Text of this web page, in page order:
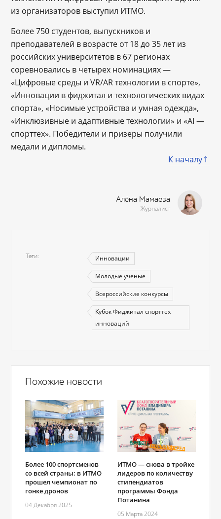
из организаторов выступил ИТМО.
Более 750 студентов, выпускников и
преподавателей в возрасте от 18 до 35 лет из
российских университетов в 67 регионах
соревновались в четырех номинациях —
«Цифровые среды и VR/AR технологии в спорте»,
«Инновации в фиджитал и технологических видах
спорта», «Носимые устройства и умная одежда»,
«Инклюзивные и адаптивные технологии» и «AI —
спорттех». Победители и призеры получили
медали и дипломы.
К началу
Алёна Мамаева
Журналист
Теги Инновации
Молодые ученые
Всероссийские конкурсы
Кубок Фиджитал спорттех
инноваций
Похожие новости
Более 100 спортсменов
со всей страны: в ИТМО
прошел чемпионат по
гонке дронов
04 Декабря 2025
ИТМО — снова в тройке
лидеров по количеству
стипендиатов
программы Фонда
Потанина
05 Марта 2024